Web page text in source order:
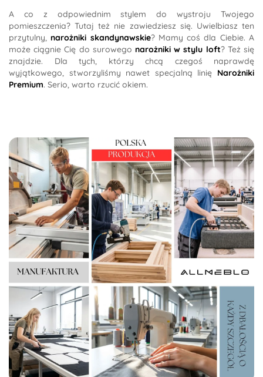
A co z odpowiednim stylem do wystroju Twojego
pomieszczenia? Tutaj też nie zawiedziesz się. Uwielbiasz ten
przytulny,narożniki skandynawskie? Mamy coś dla Ciebie. A
może ciągnie Cię do surowego narożniki w stylu loft? Też się
znajdzie. Dla tych, którzy chcą czegoś naprawdę
wyjątkowego, stworzyliśmy nawet specjalną linię Narożniki
Premium. Serio, warto rzucić okiem.